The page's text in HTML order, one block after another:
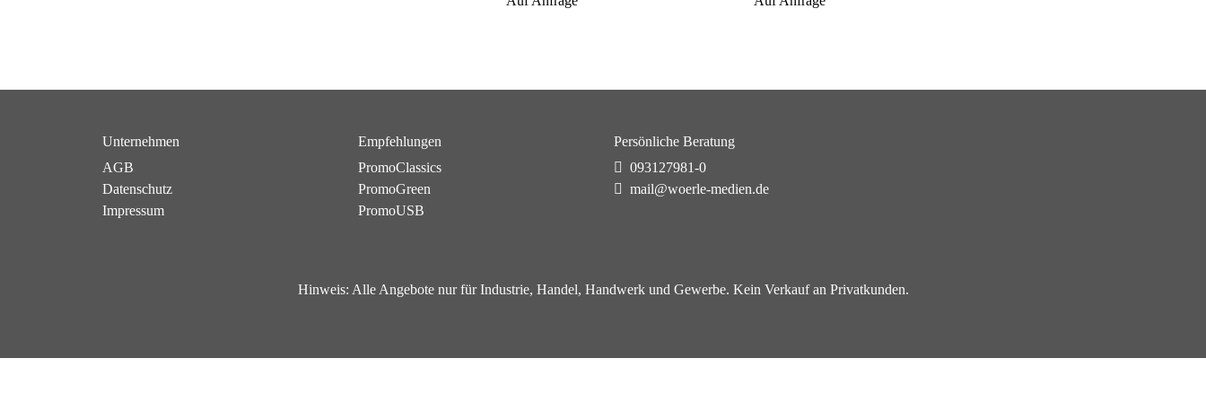
Unternehmen
AGB
Datenschutz
Impressum
Empfehlungen
PromoClassics
PromoGreen
PromoUSB
Persönliche Beratung
093127981-0
mail@woerle-medien.de
Hinweis: Alle Angebote nur für Industrie, Handel, Handwerk und Gewerbe. Kein Verkauf an Privatkunden.